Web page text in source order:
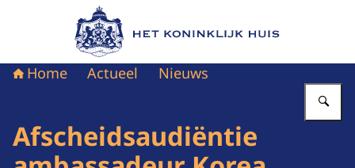
Naar de homepage van Het Koninklijk Huis
Home Actueel Nieuws
Afscheidsaudiëntie